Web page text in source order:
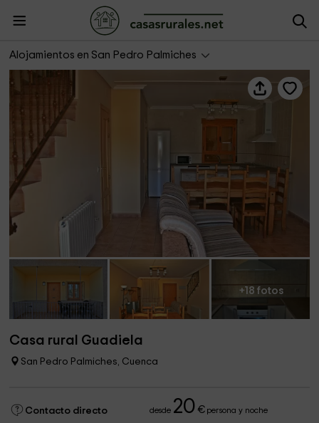
Alojamientos en San Pedro Palmiches
Casa rural Guadiela
+18 fotos
Casa rural Guadiela
San Pedro Palmiches, Cuenca
Contacto directo desde 20 €persona y noche